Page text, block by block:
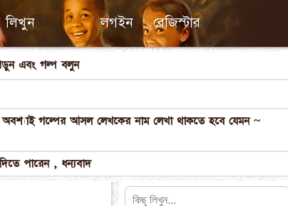
লিখুন লগইন রেজিস্টার
এবং গল্প বলুন
অবশ্যাই গল্পের আসল লেখকের নাম লেখা থাকতে হবে যেমন ~
পারেন , ধন্যবাদ